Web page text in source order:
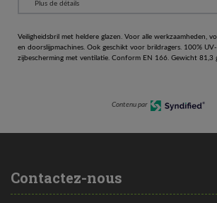
Veiligheidsbril met heldere glazen. Voor alle werkzaamheden,
en doorslijpmachines. Ook geschikt voor brildragers. 100%
zijbescherming met ventilatie. Conform EN 166. Gewicht 81,3
Contenu par
Contactez-nous